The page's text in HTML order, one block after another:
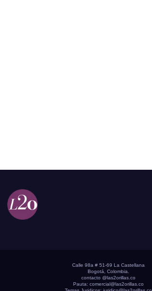
Calle 98a # 51-69 La Castellana
Bogotá, Colombia.
contacto @las2orillas.co
Pauta: comercial@las2orillas.co